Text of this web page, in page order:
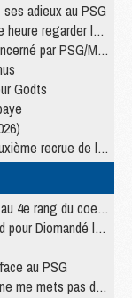
adieux au PSG
le match ?
par PSG/MU ?
Godts
recrue de l’été
du coefficient UEFA
loin du PSG
au PSG
pas de plafond »